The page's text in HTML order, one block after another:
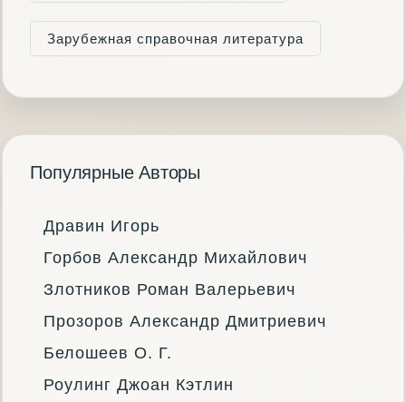
Зарубежная справочная литература
Популярные Авторы
Дравин Игорь
Горбов Александр Михайлович
Злотников Роман Валерьевич
Прозоров Александр Дмитриевич
Белошеев О. Г.
Роулинг Джоан Кэтлин